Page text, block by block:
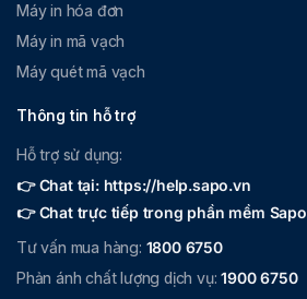
Máy in hóa đơn
Máy in mã vạch
Máy quét mã vạch
Thông tin hỗ trợ
Hỗ trợ sử dụng:
👉 Chat tại: https://help.sapo.vn
👉 Chat trực tiếp trong phần mềm Sapo
Tư vấn mua hàng: 1800 6750
Phản ánh chất lượng dịch vụ:1900 6750